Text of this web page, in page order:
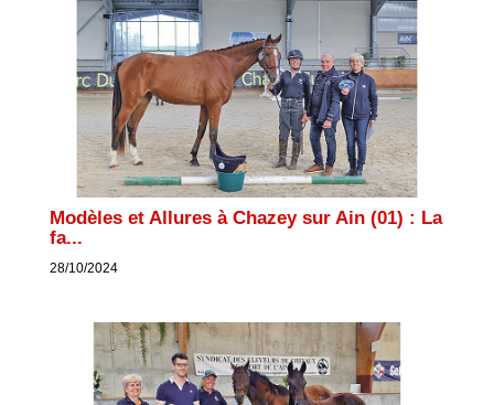
Modèles et Allures à Chazey sur Ain (01) : La
fa...
28/10/2024